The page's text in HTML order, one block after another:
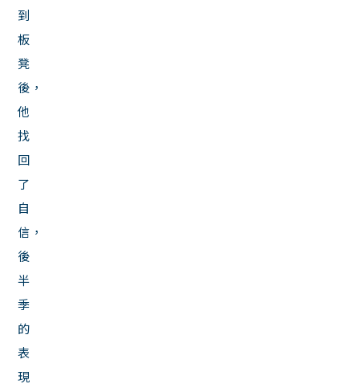
到
板
凳
後，
他
找
回
了
自
信，
後
半
季
的
表
現